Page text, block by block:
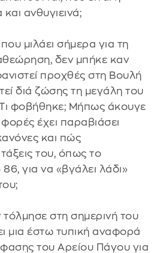
ανθυγιεινά;
μιλάει σήμερα για τη
δεν μπήκε καν
προχθές στη Βουλή
διά ζώσης τη μεγάλη του
φοβήθηκε; Μήπως άκουγε
έχει παραβιάσει
και πώς
του, όπως το
για να «βγάλει λάδι»
στη σημερινή του
μια έστω τυπική αναφορά
του Αρείου Πάγου για